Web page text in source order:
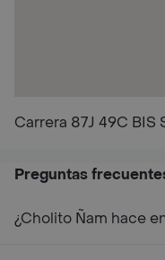
Carrera 87J 49C BIS
Preguntas
¿Cholito Ñam hace